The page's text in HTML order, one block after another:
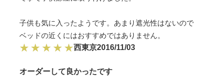
子供も気に入ったようです。あまり遮光性はないので
ベッドの近くにはおすすめではありません。
西東京2016/11/03
オーダーして良かったです